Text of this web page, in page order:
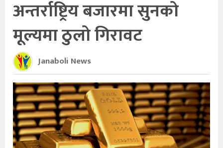
अन्तर्राष्ट्रिय बजारमा सुनको
मूल्यमा ठुलो गिरावट
Janaboli News